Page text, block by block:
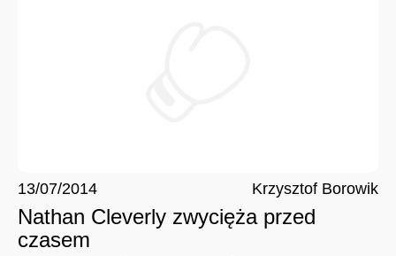
13/07/2014 Krzysztof Borowik
Nathan Cleverly zwycięża przed
czasem